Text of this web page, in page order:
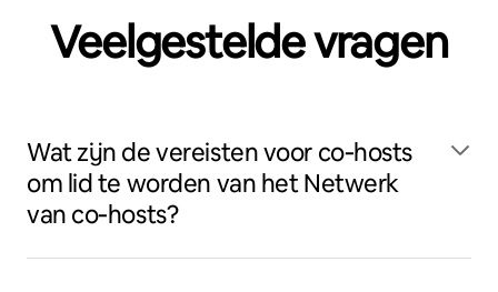
Veelgestelde vragen
Wat zijn de vereisten voor co‑hosts
om lid te worden van het Netwerk
van co‑hosts?